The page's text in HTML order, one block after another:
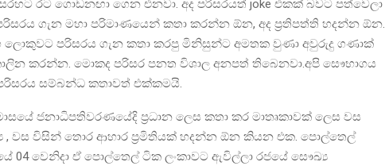
රට ගොඩනඟා ගෙන එනවා. අද පරිසරයත් joke එකක් බවට පත්වෙලා
ගැන මහා පරිමාණයෙන් කතා කරන්න ඕන, අද ප්‍රතිපත්ති හදන්න ඕන.
ලොකුවට පරිසරය ගැන කතා කරපු මිනිසුන්ට අමතක වුණා අවුරුදු ගණාක්
කරන්න. මොකද පරිසර පනත විශාල අනපත් තිබෙනවා.අපි සෞභාගය
සම්බන්ධ කතාවත් එක්කමයි.
ජනාධිපතිවරණයේදි ප්‍රධාන ලෙස කතා කර මාතෘකාවක් ලෙස වස
, වස විසින් තොර ආහාර ප්‍රමිතියක් හදන්න ඕන කියන එක. පොල්තෙල්
04 වෙනිදා ඒ පොල්තෙල් ටික ලංකාවට ඇවිල්ලා රජයේ සෞඛ්‍ය